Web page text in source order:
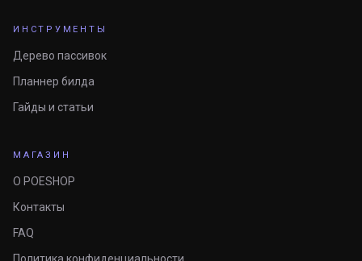
ИНСТРУМЕНТЫ
Дерево пассивок
Планнер билда
Гайды и статьи
МАГАЗИН
О POESHOP
Контакты
FAQ